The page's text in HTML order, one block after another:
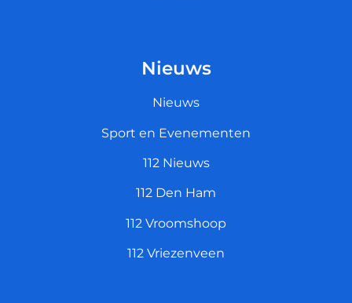
Nieuws
Nieuws
Sport en Evenementen
112 Nieuws
112 Den Ham
112 Vroomshoop
112 Vriezenveen